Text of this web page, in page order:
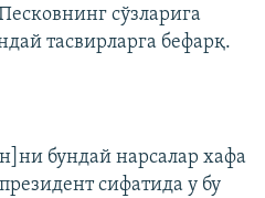
сўзларига
тасвирларга бефарқ.
бундай нарсалар хафа
сифатида у бу